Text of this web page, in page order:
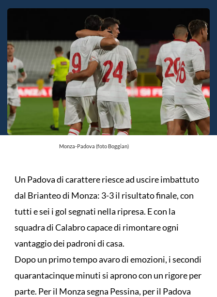
Monza-Padova (foto Boggian)
Un Padova di carattere riesce ad uscire imbattuto
dal Brianteo di Monza: 3-3 il risultato finale, con
tutti e sei i gol segnati nella ripresa. E con la
squadra di Calabro capace di rimontare ogni
vantaggio dei padroni di casa.
Dopo un primo tempo avaro di emozioni, i secondi
quarantacinque minuti si aprono con un rigore per
parte. Per il Monza segna Pessina, per il Padova